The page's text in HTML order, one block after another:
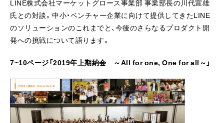
LINE株式会社マーケットグロース事業部 事業部長の川代宣雄
氏との対談。中小・ベンチャー企業に向けて提供してきたLINE
のソリューションのこれまでと、今後のさらなるプロダクト開
発への挑戦について語ります。
7~10ページ「2019年上期納会 ～All for one, One for all～」